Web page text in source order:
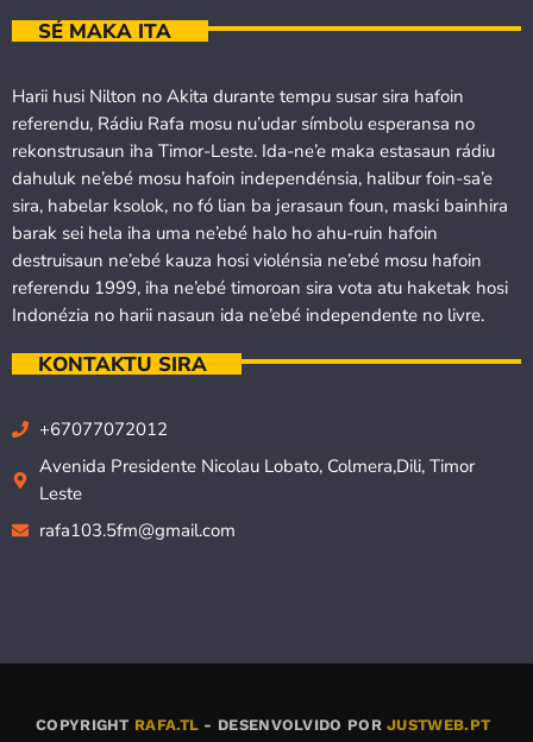
SÉ MAKA ITA
Harii husi Nilton no Akita durante tempu susar sira hafoin
referendu, Rádiu Rafa mosu nu’udar símbolu esperansa no
rekonstrusaun iha Timor-Leste. Ida-ne’e maka estasaun rádiu
dahuluk ne’ebé mosu hafoin independénsia, halibur foin-sa’e
sira, habelar ksolok, no fó lian ba jerasaun foun, maski bainhira
barak sei hela iha uma ne’ebé halo ho ahu-ruin hafoin
destruisaun ne’ebé kauza hosi violénsia ne’ebé mosu hafoin
referendu 1999, iha ne’ebé timoroan sira vota atu haketak hosi
Indonézia no harii nasaun ida ne’ebé independente no livre.
KONTAKTU SIRA
+67077072012
Avenida Presidente Nicolau Lobato, Colmera,Dili, Timor
Leste
rafa103.5fm@gmail.com
COPYRIGHT RAFA.TL - DESENVOLVIDO PORJUSTWEB.PT